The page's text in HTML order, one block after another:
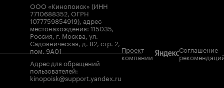
ООО «Кинопоиск» (ИНН
7710688352, ОГРН
1077759854919), адрес
местонахождения: 115035,
Россия, г. Москва, ул.
Садовническая, д. 82, стр. 2,
пом. 9А01
Адрес для обращений
пользователей:
kinopoisk@support.yandex.ru
Проект
компании
Соглашение